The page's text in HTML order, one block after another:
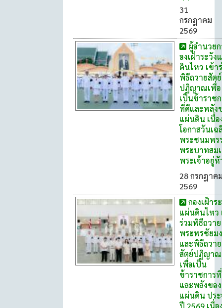
31
กรกฎาคม
2569
ผู้อำนวย
องเฝ้าระวัง
ดินไหว เข้า
พิธีถวายสัตย์
ปฏิญาณเพื่อ
เป็นข้าราช
ที่ดีและพลัง
แผ่นดิน เนื่อ
โอกาสวันเฉ
พระชนมพร
พระบาทสม
พระเจ้าอยู่หั
28 กรกฎาค
2569
กองเฝ้าร
แผ่นดินไหว
ร่วมพิธีถวาย
พระพรชัยม
และพิธีถวาย
สัตย์ปฏิญาณ
เพื่อเป็น
ข้าราชการ
และพลังของ
แผ่นดิน ปร
ปี 2569 เนื่อ